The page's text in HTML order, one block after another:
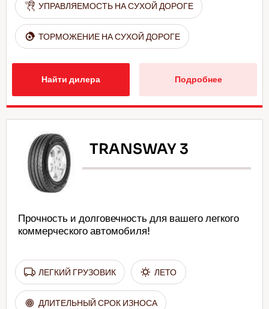
УПРАВЛЯЕМОСТЬ НА СУХОЙ ДОРОГЕ
ТОРМОЖЕНИЕ НА СУХОЙ ДОРОГЕ
Найти дилера Подробнее
TRANSWAY 3
Прочность и долговечность для вашего легкого
коммерческого автомобиля!
ЛЕГКИЙ ГРУЗОВИК ЛЕТО
ДЛИТЕЛЬНЫЙ СРОК ИЗНОСА